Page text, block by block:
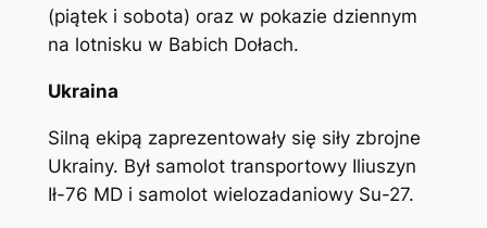
(piątek i sobota) oraz w pokazie dziennym
na lotnisku w Babich Dołach.
Ukraina
Silną ekipą zaprezentowały się siły zbrojne
Ukrainy. Był samolot transportowy Iliuszyn
Ił-76 MD i samolot wielozadaniowy Su-27.